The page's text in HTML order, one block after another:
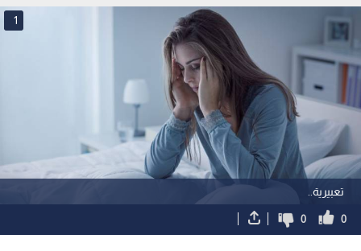
تعبيرية..
1
0
0